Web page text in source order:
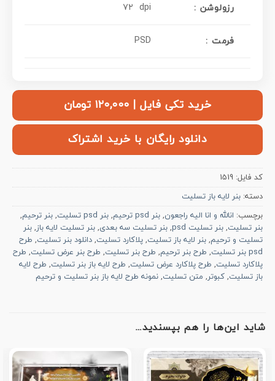
رزولوشن : ۷۲ dpi
فرمت : PSD
خرید تکی فایل | ۱۲۰,۰۰۰ تومان
دانلود رایگان با خرید اشتراک
کد فایل: 1519
دسته: بنر لایه باز تسلیت
برچسب: انالله و انا الیه راجعون, بنر psd ترحیم , بنر psd تسلیت , بنر ترحیم,
بنر تسلیت, بنر تسلیت psd , بنر تسلیت سه بعدی, بنر تسلیت لایه باز, بنر
تسلیت و ترحیم, بنر لایه باز تسلیت, پلاکارد تسلیت, دانلود بنر تسلیت, طرح
psd بنر تسلیت
, طرح بنر ترحیم, طرح بنر تسلیت, طرح بنر عرض تسلیت, طرح
پلاکارد تسلیت, طرح پلاکارد عرض تسلیت, طرح لایه باز بنر تسلیت, طرح لایه
باز تسلیت, کبوتر, متن تسلیت, نمونه طرح لایه باز بنر تسلیت و ترحیم
شاید این‌ها را هم بپسندید…